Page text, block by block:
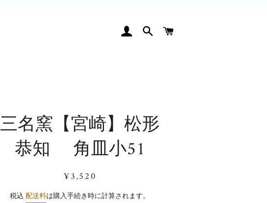
ログイン検索
三名窯【宮崎】松形
恭知 角皿小51
通
価
販
価
¥3,520
税込配送料は購入手続き時に計算されます。